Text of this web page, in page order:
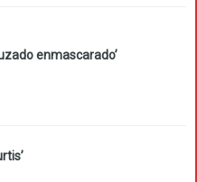
enmascarado’